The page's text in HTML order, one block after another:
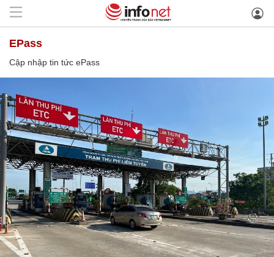
ePass
Cập nhập tin tức ePass